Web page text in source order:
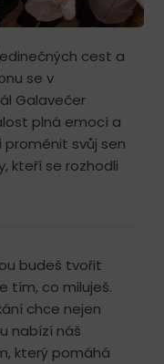
cest a
se v
Galavečer
plná emocí a
svůj sen
kteří se rozhodli
budeš tvořit
tím, co miluješ.
chce nejen
nabízí náš
který pomáhá